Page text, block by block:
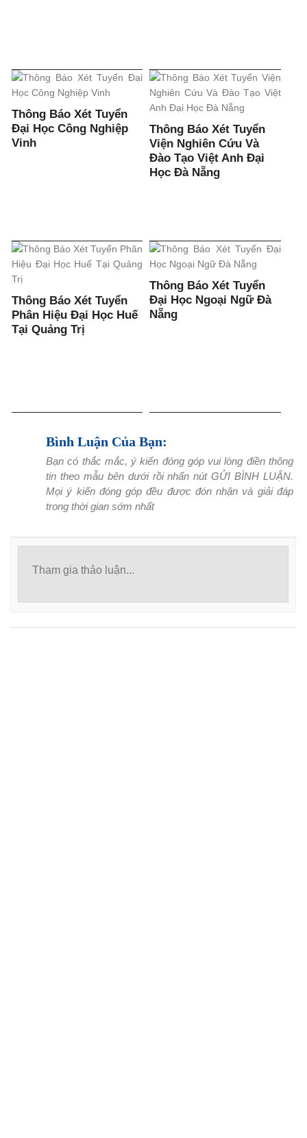
Thông Báo Xét Tuyển
Đại Học Công Nghiệp
Vinh
Thông Báo Xét Tuyển
Viện Nghiên Cứu Và
Đào Tạo Việt Anh Đại
Học Đà Nẵng
Thông Báo Xét Tuyển
Phân Hiệu Đại Học Huế
Tại Quảng Trị
Thông Báo Xét Tuyển
Đại Học Ngoại Ngữ Đà
Nẵng
Bình Luận Của Bạn:
Bạn có thắc mắc, ý kiến đóng góp vui lòng điền thông
tin theo mẫu bên dưới rồi nhấn nút GỬI BÌNH LUẬN.
Mọi ý kiến đóng góp đều được đón nhận và giải đáp
trong thời gian sớm nhất